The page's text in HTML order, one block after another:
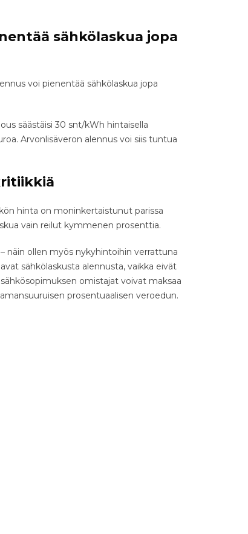
sähkölaskua jopa
voi pienentää sähkölaskua jopa
säästäisi 30 snt/kWh hintaisella
Arvonlisäveron alennus voi siis tuntua
hinta on moninkertaistunut parissa
vain reilut kymmenen prosenttia.
näin ollen myös nykyhintoihin verrattuna
sähkölaskusta alennusta, vaikka eivät
omistajat voivat maksaa
prosentuaalisen veroedun.